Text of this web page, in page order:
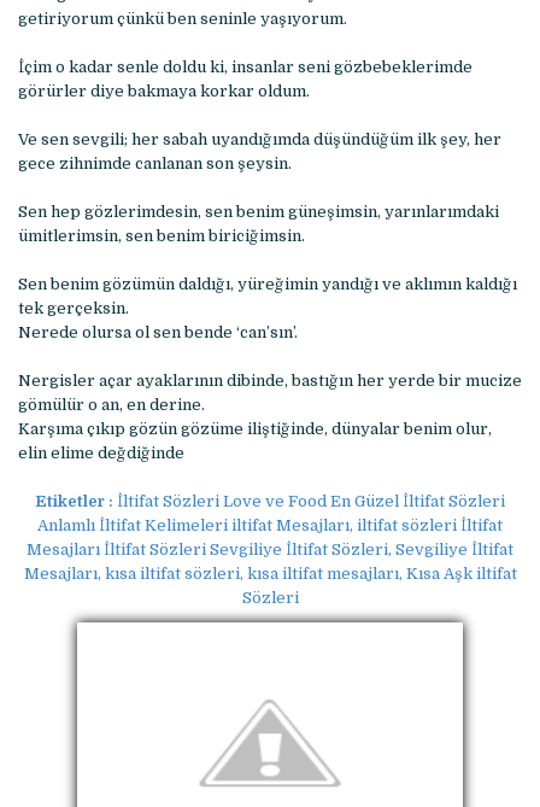
getiriyorum çünkü ben seninle yaşıyorum.
İçim o kadar senle doldu ki, insanlar seni gözbebeklerimde
görürler diye bakmaya korkar oldum.
Ve sen sevgili; her sabah uyandığımda düşündüğüm ilk şey, her
gece zihnimde canlanan son şeysin.
Sen hep gözlerimdesin, sen benim güneşimsin, yarınlarımdaki
ümitlerimsin, sen benim biriciğimsin.
Sen benim gözümün daldığı, yüreğimin yandığı ve aklımın kaldığı
tek gerçeksin.
Nerede olursa ol sen bende ‘can’sın’.
Nergisler açar ayaklarının dibinde, bastığın her yerde bir mucize
gömülür o an, en derine.
Karşıma çıkıp gözün gözüme iliştiğinde, dünyalar benim olur,
elin elime değdiğinde
Etiketler : İltifat Sözleri Love ve Food En Güzel İltifat Sözleri
Anlamlı İltifat Kelimeleri iltifat Mesajları, iltifat sözleri İltifat
Mesajları İltifat Sözleri Sevgiliye İltifat Sözleri, Sevgiliye İltifat
Mesajları, kısa iltifat sözleri, kısa iltifat mesajları, Kısa Aşk iltifat
Sözleri